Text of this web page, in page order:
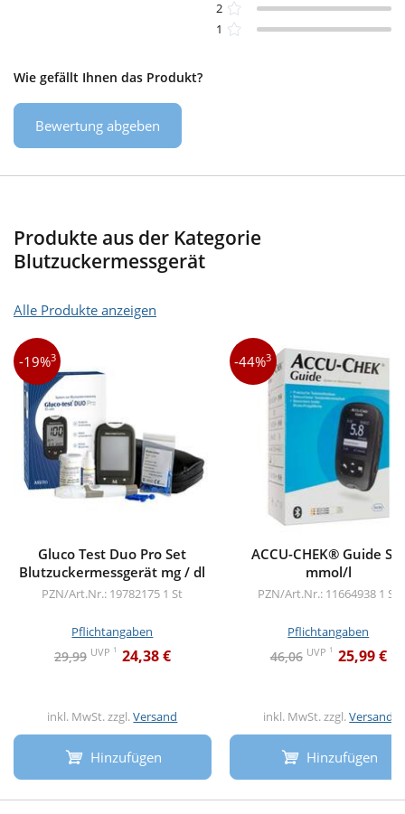
2
1
Wie gefällt Ihnen das Produkt?
Bewertung abgeben
Produkte aus der Kategorie
Blutzuckermessgerät
Alle Produkte anzeigen
-19%3
Gluco Test Duo Pro Set
Blutzuckermessgerät mg / dl
PZN/Art.Nr.: 19782175 1 St
Pflichtangaben
29,99 UVP 1 24,38 €
inkl. MwSt. zzgl.Versand
Hinzufügen
-44%3
ACCU-CHEK® Guide Set
mmol/l
PZN/Art.Nr.: 11664938 1 St
Pflichtangaben
46,06 UVP 1 25,99 €
inkl. MwSt. zzgl.Versand
Hinzufügen